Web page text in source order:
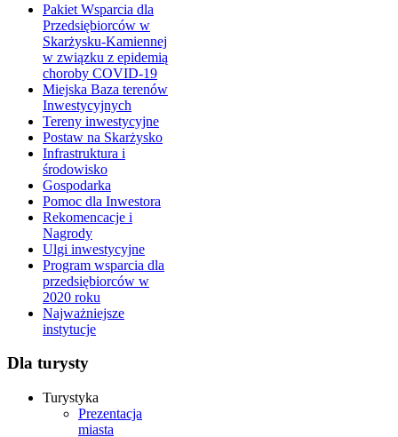
Pakiet Wsparcia dla
Przedsiębiorców w
Skarżysku-Kamiennej
w związku z epidemią
choroby COVID-19
Miejska Baza terenów
Inwestycyjnych
Tereny inwestycyjne
Postaw na Skarżysko
Infrastruktura i
środowisko
Gospodarka
Pomoc dla Inwestora
Rekomencacje i
Nagrody
Ulgi inwestycyjne
Program wsparcia dla
przedsiębiorców w
2020 roku
Najważniejsze
instytucje
Dla turysty
Turystyka
Prezentacja
miasta